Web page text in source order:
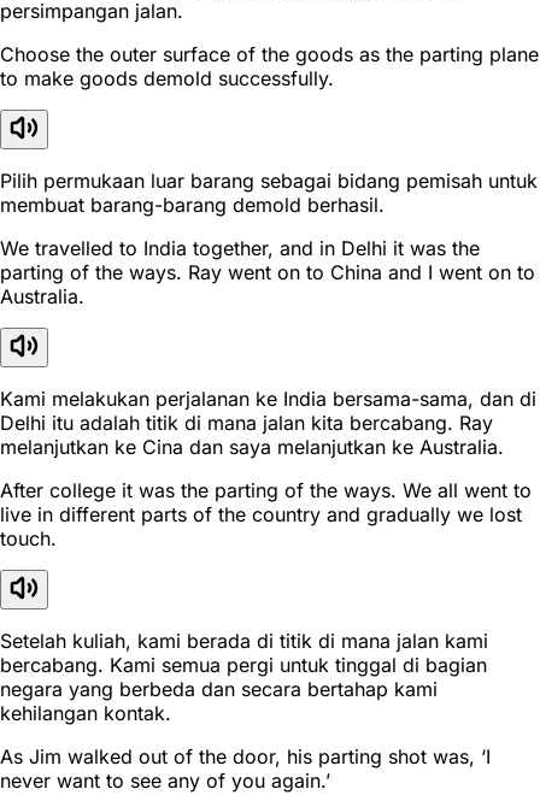
persimpangan jalan.
Choose the outer surface of the goods as the parting plane
to make goods demold successfully.
Pilih permukaan luar barang sebagai bidang pemisah untuk
membuat barang-barang demold berhasil.
We travelled to India together, and in Delhi it was the
parting of the ways. Ray went on to China and I went on to
Australia.
Kami melakukan perjalanan ke India bersama-sama, dan di
Delhi itu adalah titik di mana jalan kita bercabang. Ray
melanjutkan ke Cina dan saya melanjutkan ke Australia.
After college it was the parting of the ways. We all went to
live in different parts of the country and gradually we lost
touch.
Setelah kuliah, kami berada di titik di mana jalan kami
bercabang. Kami semua pergi untuk tinggal di bagian
negara yang berbeda dan secara bertahap kami
kehilangan kontak.
As Jim walked out of the door, his parting shot was, ‘I
never want to see any of you again.’